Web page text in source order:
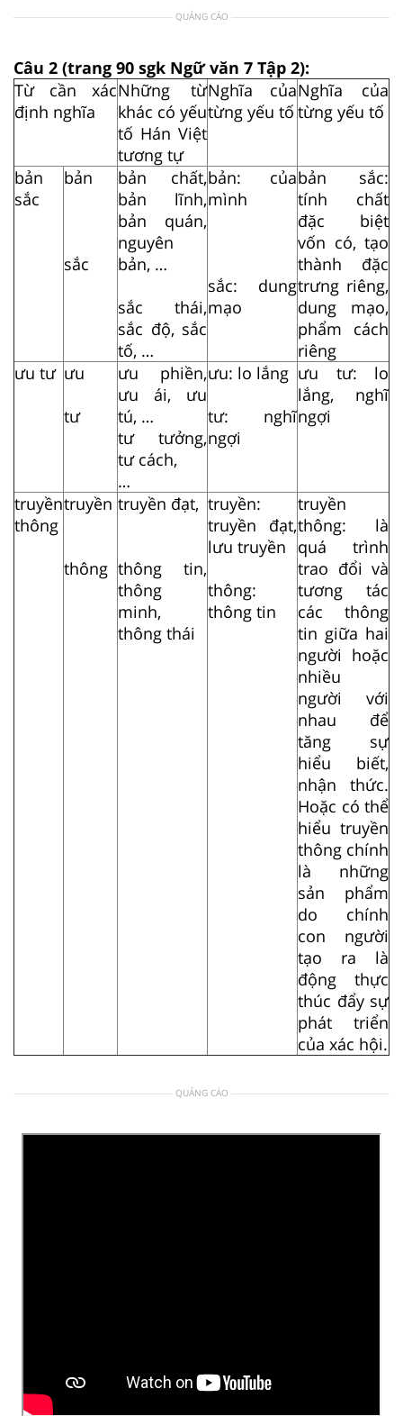
QUẢNG CÁO
Câu 2 (trang 90 sgk Ngữ văn 7 Tập 2):
Từ cần xác
định nghĩa
Những từ
khác có yếu
tố Hán Việt
tương tự
Nghĩa của
từng yếu tố
Nghĩa của
từng yếu tố
bản
sắc
bản
sắc
bản chất,
bản lĩnh,
bản quán,
nguyên
bản, …
sắc thái,
sắc độ, sắc
tố, …
bản: của
mình
sắc: dung
mạo
bản sắc:
tính chất
đặc biệt
vốn có, tạo
thành đặc
trưng riêng,
dung mạo,
phẩm cách
riêng
ưu tư ưu
tư
ưu phiền,
ưu ái, ưu
tú, …
tư tưởng,
tư cách,
…
ưu: lo lắng
tư: nghĩ
ngợi
ưu tư: lo
lắng, nghĩ
ngợi
truyền
thông
truyền
thông
truyền đạt,
thông tin,
thông
minh,
thông thái
truyền:
truyền đạt,
lưu truyền
thông:
thông tin
truyền
thông: là
quá trình
trao đổi và
tương tác
các thông
tin giữa hai
người hoặc
nhiều
người với
nhau để
tăng sự
hiểu biết,
nhận thức.
Hoặc có thể
hiểu truyền
thông chính
là những
sản phẩm
do chính
con người
tạo ra là
động thực
thúc đẩy sự
phát triển
của xác hội.
QUẢNG CÁO